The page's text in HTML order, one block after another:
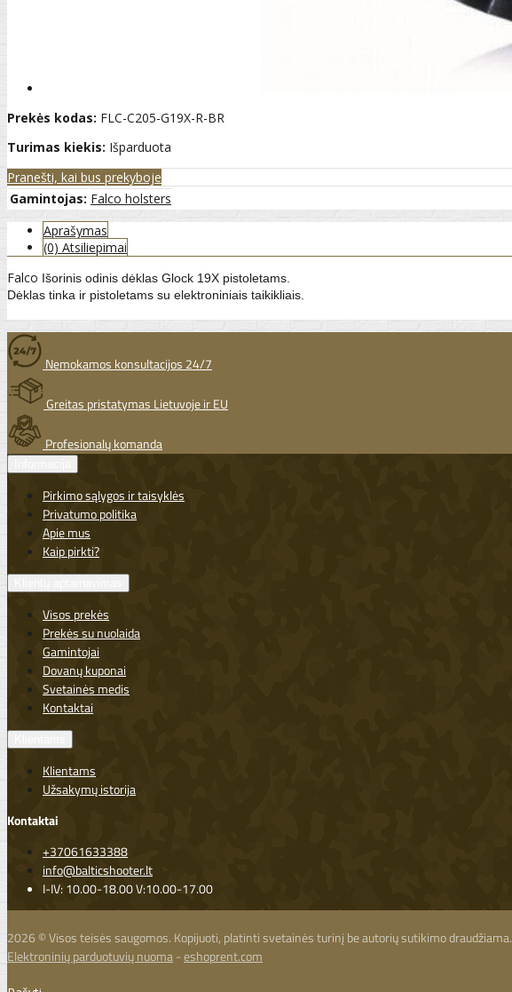
Prekės kodas: FLC-C205-G19X-R-BR
Turimas kiekis: Išparduota
Pranešti, kai bus prekyboje
Gamintojas: Falco holsters
Aprašymas
(0) Atsiliepimai
Falco Išorinis odinis dėklas Glock 19X pistoletams.
Dėklas tinka ir pistoletams su elektroniniais taikikliais.
Nemokamos konsultacijos 24/7
Greitas pristatymas Lietuvoje ir EU
Profesionalų komanda
Pirkimo sąlygos ir taisyklės
Privatumo politika
Apie mus
Kaip pirkti?
Visos prekės
Prekės su nuolaida
Gamintojai
Dovanų kuponai
Svetainės medis
Kontaktai
Klientams
Užsakymų istorija
Kontaktai
+37061633388
info@balticshooter.lt
I-IV: 10.00-18.00 V:10.00-17.00
2026 © Visos teisės saugomos. Kopijuoti, platinti svetainės turinį be autorių sutikimo draudžiama.
Elektroninių parduotuvių nuoma-eshoprent.com